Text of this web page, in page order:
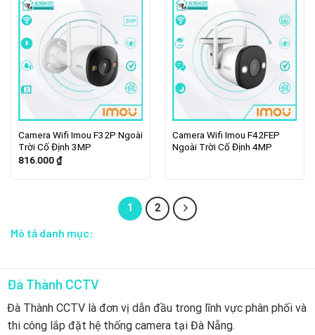
Camera Wifi Imou F32P Ngoài
Trời Cố Định 3MP
816.000₫
Camera Wifi Imou F42FEP
Ngoài Trời Cố Định 4MP
1 2
Mô tả danh mục:
Đà Thành CCTV
Đà Thành CCTV là đơn vị dẫn đầu trong lĩnh vực phân phối và
thi công lắp đặt hệ thống camera tại Đà Nẵng.